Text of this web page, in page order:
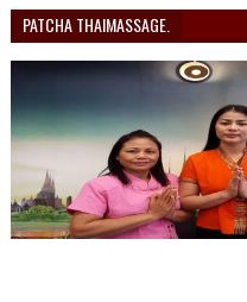
PATCHA THAIMASSAGE.